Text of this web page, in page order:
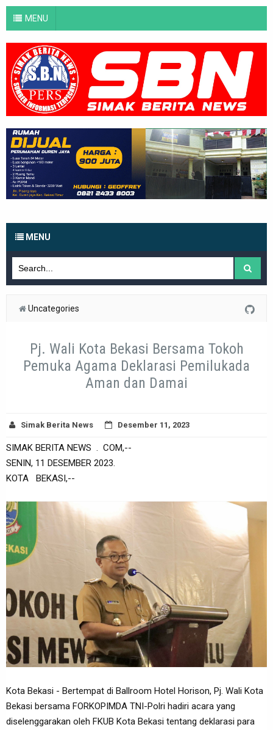
MENU
MENU
Uncategories
Pj. Wali Kota Bekasi Bersama Tokoh
Pemuka Agama Deklarasi Pemilukada
Aman dan Damai
Simak Berita News Desember 11, 2023
SIMAK BERITA NEWS . COM,--
SENIN, 11 DESEMBER 2023.
KOTA BEKASI,--
Kota Bekasi - Bertempat di Ballroom Hotel Horison, Pj. Wali Kota
Bekasi bersama FORKOPIMDA TNI-Polri hadiri acara yang
diselenggarakan oleh FKUB Kota Bekasi tentang deklarasi para